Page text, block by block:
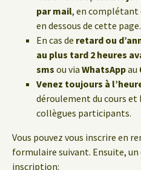
par mail, en complétant
en dessous de cette page.
En cas de retard ou
au plus tard 2 heures
sms ou via WhatsAppau
Venez toujours à
déroulement du cours
collègues participants.
Vous pouvez vous inscrire en
formulaire suivant. Ensuite,
inscription: